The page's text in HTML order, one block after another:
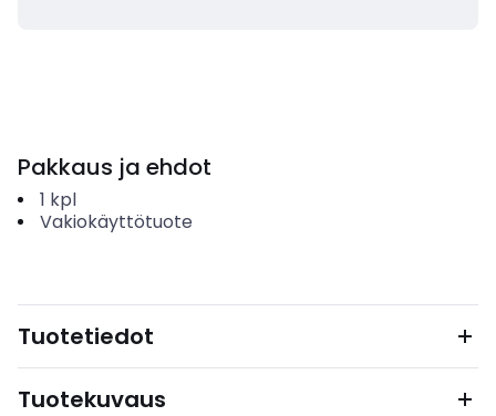
Pakkaus ja ehdot
1 kpl
Vakiokäyttötuote
Tuotetiedot
Tuotekuvaus